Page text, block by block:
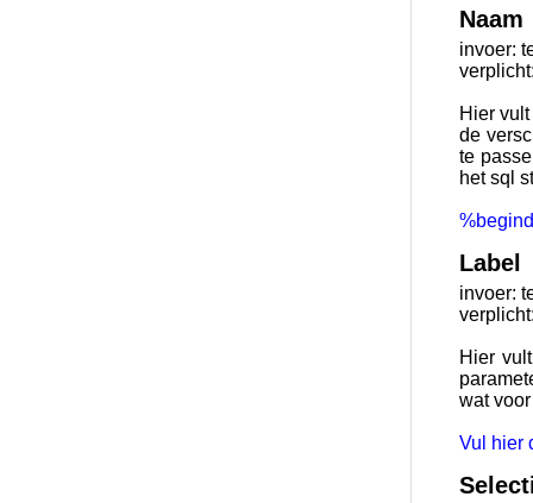
Naam
invoer:
Hier
de
te
het sql
Label
invoer:
Hier
wat
Vul hier